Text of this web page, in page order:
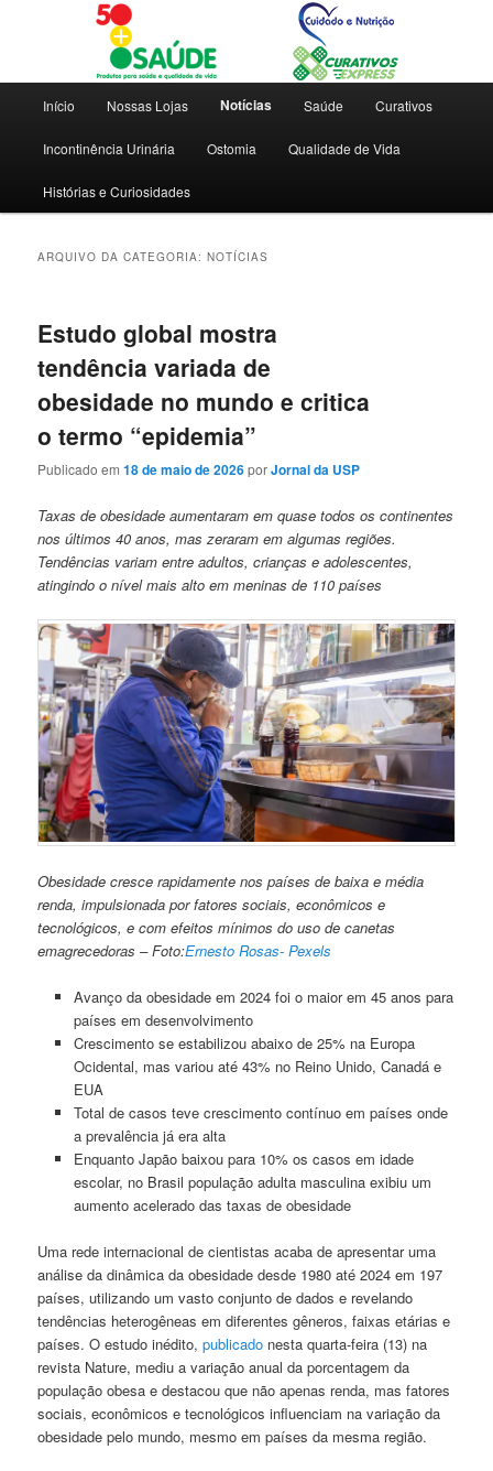
Blog 50+ Saúde | Cuidado e
Nutrição | Curativos Express
Dicas e novidades para saúde e qualidade de vida
principal
Início Nossas Lojas Notícias Saúde Curativos
Incontinência Urinária Ostomia Qualidade de Vida
Histórias e Curiosidades
ARQUIVO DA CATEGORIA:NOTÍCIAS
Estudo global mostra
tendência variada de
obesidade no mundo e critica
o termo “epidemia”
Publicado em18 de maio de 2026porJornal da USP
Taxas de obesidade aumentaram em quase todos os continentes
nos últimos 40 anos, mas zeraram em algumas regiões.
Tendências variam entre adultos, crianças e adolescentes,
atingindo o nível mais alto em meninas de 110 países
Obesidade cresce rapidamente nos países de baixa e média
renda, impulsionada por fatores sociais, econômicos e
tecnológicos, e com efeitos mínimos do uso de canetas
emagrecedoras – Foto:Ernesto Rosas- Pexels
Avanço da obesidade em 2024 foi o maior em 45 anos para
países em desenvolvimento
Crescimento se estabilizou abaixo de 25% na Europa
Ocidental, mas variou até 43% no Reino Unido, Canadá e
EUA
Total de casos teve crescimento contínuo em países onde
a prevalência já era alta
Enquanto Japão baixou para 10% os casos em idade
escolar, no Brasil população adulta masculina exibiu um
aumento acelerado das taxas de obesidade
Uma rede internacional de cientistas acaba de apresentar uma
análise da dinâmica da obesidade desde 1980 até 2024 em 197
países, utilizando um vasto conjunto de dados e revelando
tendências heterogêneas em diferentes gêneros, faixas etárias e
países. O estudo inédito,publicado nesta quarta-feira (13) na
revista Nature, mediu a variação anual da porcentagem da
população obesa e destacou que não apenas renda, mas fatores
sociais, econômicos e tecnológicos influenciam na variação da
obesidade pelo mundo, mesmo em países da mesma região.